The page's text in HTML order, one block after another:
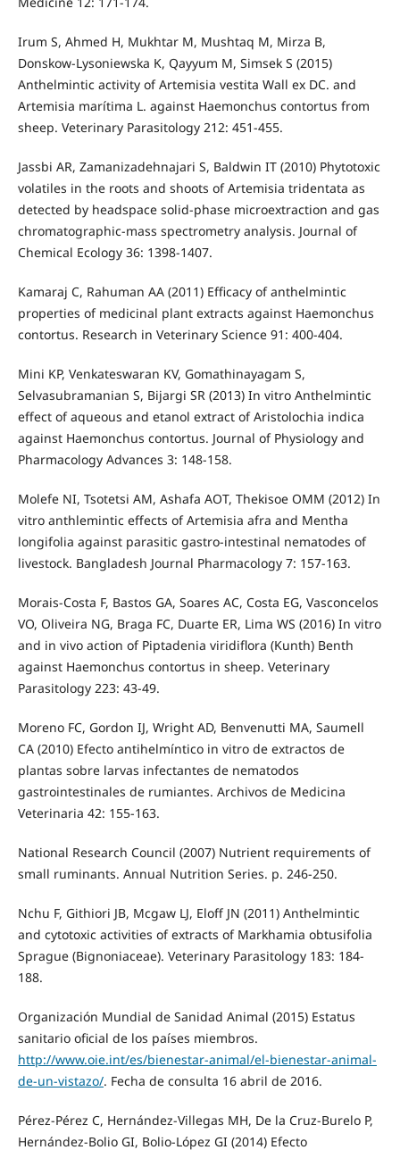
Irum S, Ahmed H, Mukhtar M, Mushtaq M, Mirza B,
Donskow-Lysoniewska K, Qayyum M, Simsek S (2015)
Anthelmintic activity of Artemisia vestita Wall ex DC. and
Artemisia marítima L. against Haemonchus contortus from
sheep. Veterinary Parasitology 212: 451-455.
Jassbi AR, Zamanizadehnajari S, Baldwin IT (2010) Phytotoxic
volatiles in the roots and shoots of Artemisia tridentata as
detected by headspace solid-phase microextraction and gas
chromatographic-mass spectrometry analysis. Journal of
Chemical Ecology 36: 1398-1407.
Kamaraj C, Rahuman AA (2011) Efficacy of anthelmintic
properties of medicinal plant extracts against Haemonchus
contortus. Research in Veterinary Science 91: 400-404.
Mini KP, Venkateswaran KV, Gomathinayagam S,
Selvasubramanian S, Bijargi SR (2013) In vitro Anthelmintic
effect of aqueous and etanol extract of Aristolochia indica
against Haemonchus contortus. Journal of Physiology and
Pharmacology Advances 3: 148-158.
Molefe NI, Tsotetsi AM, Ashafa AOT, Thekisoe OMM (2012) In
vitro anthlemintic effects of Artemisia afra and Mentha
longifolia against parasitic gastro-intestinal nematodes of
livestock. Bangladesh Journal Pharmacology 7: 157-163.
Morais-Costa F, Bastos GA, Soares AC, Costa EG, Vasconcelos
VO, Oliveira NG, Braga FC, Duarte ER, Lima WS (2016) In vitro
and in vivo action of Piptadenia viridiflora (Kunth) Benth
against Haemonchus contortus in sheep. Veterinary
Parasitology 223: 43-49.
Moreno FC, Gordon IJ, Wright AD, Benvenutti MA, Saumell
CA (2010) Efecto antihelmíntico in vitro de extractos de
plantas sobre larvas infectantes de nematodos
gastrointestinales de rumiantes. Archivos de Medicina
Veterinaria 42: 155-163.
National Research Council (2007) Nutrient requirements of
small ruminants. Annual Nutrition Series. p. 246-250.
Nchu F, Githiori JB, Mcgaw LJ, Eloff JN (2011) Anthelmintic
and cytotoxic activities of extracts of Markhamia obtusifolia
Sprague (Bignoniaceae). Veterinary Parasitology 183: 184-
188.
Organización Mundial de Sanidad Animal (2015) Estatus
sanitario oficial de los países miembros.
http://www.oie.int/es/bienestar-animal/el-bienestar-animal-
de-un-vistazo/. Fecha de consulta 16 abril de 2016.
Pérez-Pérez C, Hernández-Villegas MH, De la Cruz-Burelo P,
Hernández-Bolio GI, Bolio-López GI (2014) Efecto